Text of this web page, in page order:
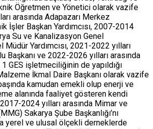
Öğretmen ve Yönetici olarak vazife
arasında Adapazarı Merkez
İşler Başkan Yardımcısı, 2007-2014
Su ve Kanalizasyon Genel
Müdür Yardımcısı, 2021-2022 yılları
Başkanı ve 2022-2026 yılları arasında
GES işletmeciliğinin de yapıldığı
İkmal Daire Başkanı olarak vazife
kamudan emekli olup enerji ve
alanında faaliyet gösteren kendi
2024 yılları arasında Mimar ve
Sakarya Şube Başkanlığı’nı
yerel ve ulusal ölçekli derneklerde